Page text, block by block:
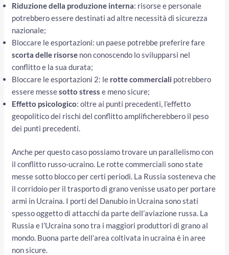
Riduzione della produzione interna: risorse e personale
potrebbero essere destinati ad altre necessità di sicurezza
nazionale;
Bloccare le esportazioni: un paese potrebbe preferire fare
scorta delle risorse non conoscendo lo svilupparsi nel
conflitto e la sua durata;
Bloccare le esportazioni 2: le rotte commerciali potrebbero
essere messesotto stress e meno sicure;
Effetto psicologico: oltre ai punti precedenti, l’effetto
geopolitico dei rischi del conflitto amplificherebbero il peso
dei punti precedenti.
Anche per questo caso possiamo trovare un parallelismo con
il conflitto russo-ucraino. Le rotte commerciali sono state
messe sotto blocco per certi periodi. La Russia sosteneva che
il corridoio per il trasporto di grano venisse usato per portare
armi in Ucraina. I porti del Danubio in Ucraina sono stati
spesso oggetto di attacchi da parte dell’aviazione russa. La
Russia e l’Ucraina sono tra i maggiori produttori di grano al
mondo. Buona parte dell’area coltivata in ucraina è in aree
non sicure.